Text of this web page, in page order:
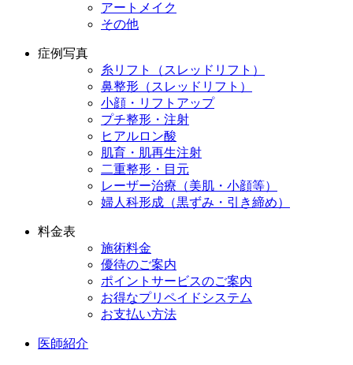
アートメイク
その他
症例写真
糸リフト（スレッドリフト）
鼻整形（スレッドリフト）
小顔・リフトアップ
プチ整形・注射
ヒアルロン酸
肌育・肌再生注射
二重整形・目元
レーザー治療（美肌・小顔等）
婦人科形成（黒ずみ・引き締め）
料金表
施術料金
優待のご案内
ポイントサービスのご案内
お得なプリペイドシステム
お支払い方法
医師紹介